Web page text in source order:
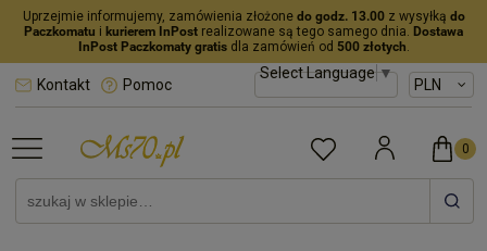
Uprzejmie informujemy, zamówienia złożone do godz. 13.00z wysyłką do
Paczkomatu i kurierem InPost realizowane są tego samego dnia. Dostawa
InPost Paczkomaty gratisdla zamówień od 500 złotych.
Select Language▼
Kontakt Pomoc